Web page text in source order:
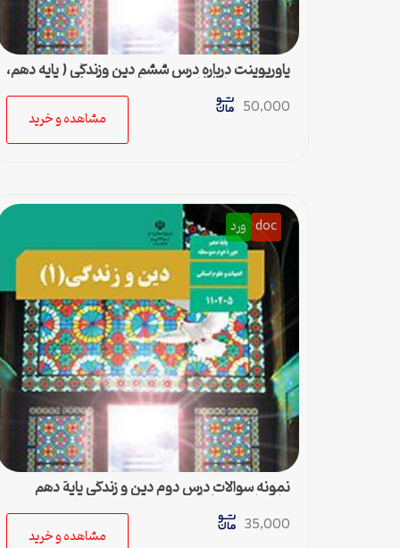
پاورپوینت درباره درس ششم دین وزندگی ( پایه دهم،
دوم متوسطه) ( ادبیات و علوم انسانی)
50,000
مشاهده و خرید
doc ورد
نمونه سوالات درس دوم دین و زندگی پایۀ دهم
علوم انسانی با پاسخ
35,000
مشاهده و خرید